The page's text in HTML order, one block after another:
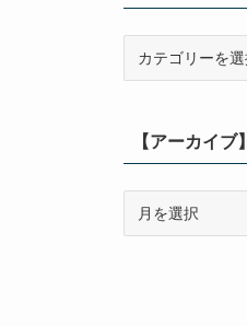
ー】【アーカイブ】